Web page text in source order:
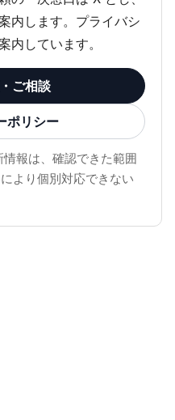
内します。プライバシ
内しています。
ご相談
ポリシー
報は、確認できた範囲
より個別対応できない